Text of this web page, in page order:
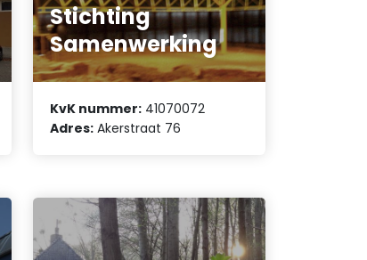
Stichting
Samenwerking
KvK nummer: 41070072
Adres: Akerstraat 76